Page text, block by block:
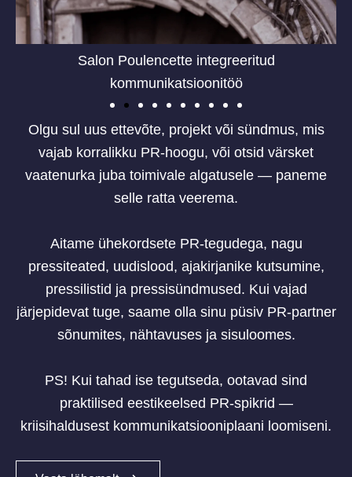
Salon Poulencette integreeritud
kommunikatsioonitöö
Olgu sul uus ettevõte, projekt või sündmus, mis
vajab korralikku PR-hoogu, või otsid värsket
vaatenurka juba toimivale algatusele — paneme
selle ratta veerema.
Aitame ühekordsete PR-tegudega, nagu
pressiteated, uudislood, ajakirjanike kutsumine,
pressilistid ja pressisündmused. Kui vajad
järjepidevat tuge, saame olla sinu püsiv PR-partner
sõnumites, nähtavuses ja sisuloomes.
PS! Kui tahad ise tegutseda, ootavad sind
praktilised eestikeelsed PR-spikrid —
kriisihaldusest kommunikatsiooniplaani loomiseni.